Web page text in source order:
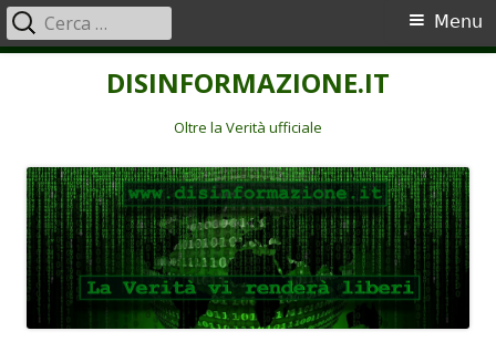
DISINFORMAZIONE.IT
Oltre la Verità ufficiale
Menu
principale
Menu
Ricerca
per: